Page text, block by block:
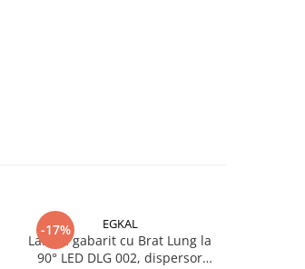
-17% EGKAL
Lampa gabarit cu Brat Lung la
90° LED DLG 002, dispersor